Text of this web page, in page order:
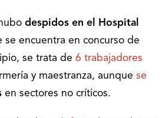
despidos en el Hospital
se encuentra en concurso de
se trata de 6 trabajadores
y maestranza, aunque se
en sectores no críticos.